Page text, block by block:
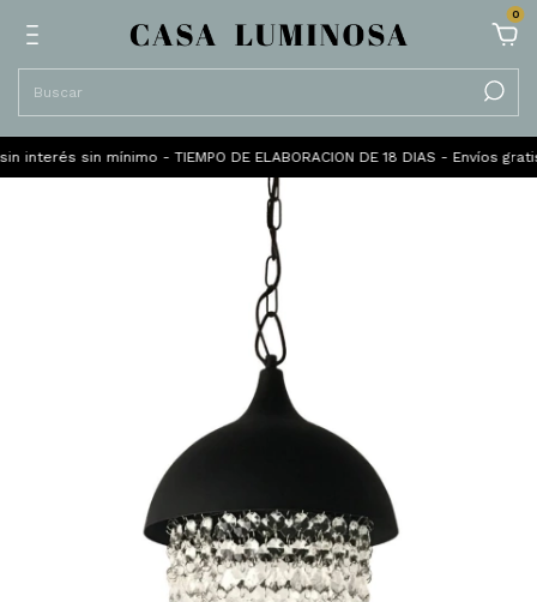
0
sin mínimo - TIEMPO DE ELABORACION DE 18 DIAS - Envíos